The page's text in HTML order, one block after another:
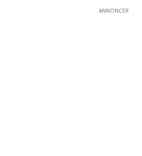
ANNONCER